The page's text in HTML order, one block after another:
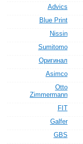
Advics
Blue Print
Nissin
Sumitomo
Оригинал
Asimco
Otto
Zimmermann
FIT
Galfer
GBS